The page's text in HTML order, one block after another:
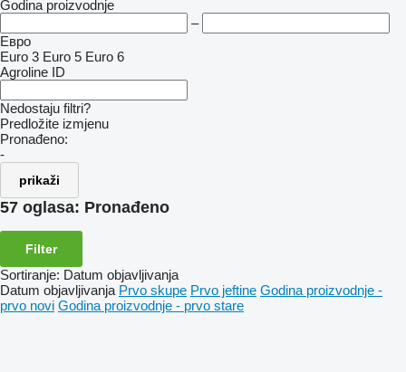
Godina proizvodnje
–
Евро
Euro 3 Euro 5 Euro 6
Agroline ID
Nedostaju filtri?
Predložite izmjenu
Pronađeno:
-
prikaži
57 oglasa: Pronađeno
Filter
Sortiranje: Datum objavljivanja
Datum objavljivanja Prvo skupe Prvo jeftine Godina proizvodnje -
prvo novi Godina proizvodnje - prvo stare